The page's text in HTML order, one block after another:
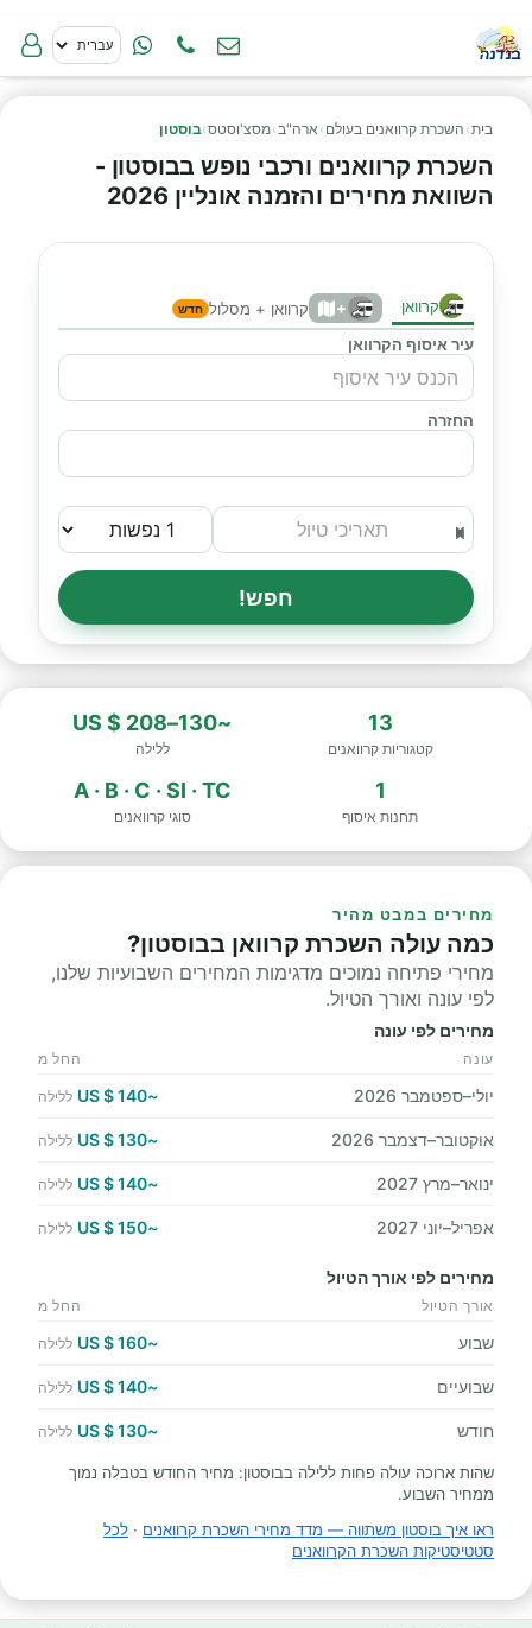
בית› השכרת קרוואנים בעולם › ארה"ב›מסצ'וסטס›בוסטון
השכרת קרוואנים ורכבי נופש בבוסטון -
השוואת מחירים והזמנה אונליין 2026
קרוואן + קרוואן + מסלול חדש
עיר איסוף הקרוואן
החזרה
חפש!
13
קטגוריות קרוואנים
~130–208 $ US
ללילה
1
תחנות איסוף
A · B · C · SI · TC
סוגי קרוואנים
מחירים במבט מהיר
כמה עולה השכרת קרוואן בבוסטון?
מחירי פתיחה נמוכים מדגימות המחירים השבועיות שלנו,
לפי עונה ואורך הטיול.
מחירים לפי עונה
עונה החל מ
יולי–ספטמבר 2026 ~140 $ US ללילה
אוקטובר–דצמבר 2026 ~130 $ US ללילה
ינואר–מרץ 2027 ~140 $ US ללילה
אפריל–יוני 2027 ~150 $ US ללילה
מחירים לפי אורך הטיול
אורך הטיול החל מ
שבוע ~160 $ US ללילה
שבועיים ~140 $ US ללילה
חודש ~130 $ US ללילה
שהות ארוכה עולה פחות ללילה בבוסטון: מחיר החודש בטבלה נמוך
ממחיר השבוע.
ראו איך בוסטון משתווה — מדד מחירי השכרת קרוואנים · לכל
סטטיסטיקות השכרת הקרוואנים